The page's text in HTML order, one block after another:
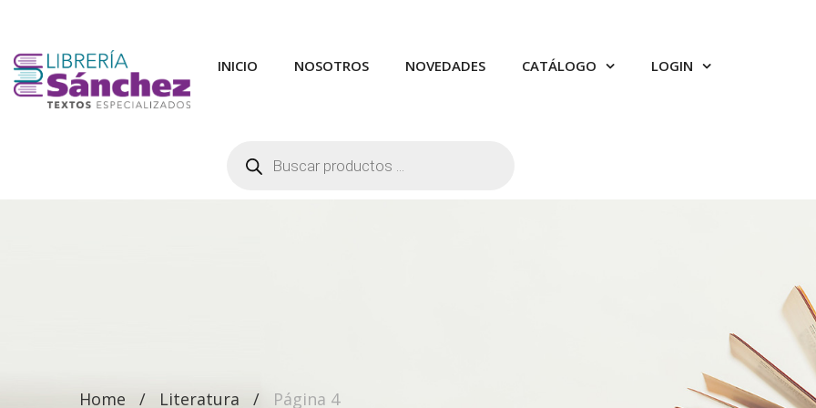
INICIO NOSOTROS NOVEDADES CATÁLOGO LOGIN
productos
Home Literatura Página 4